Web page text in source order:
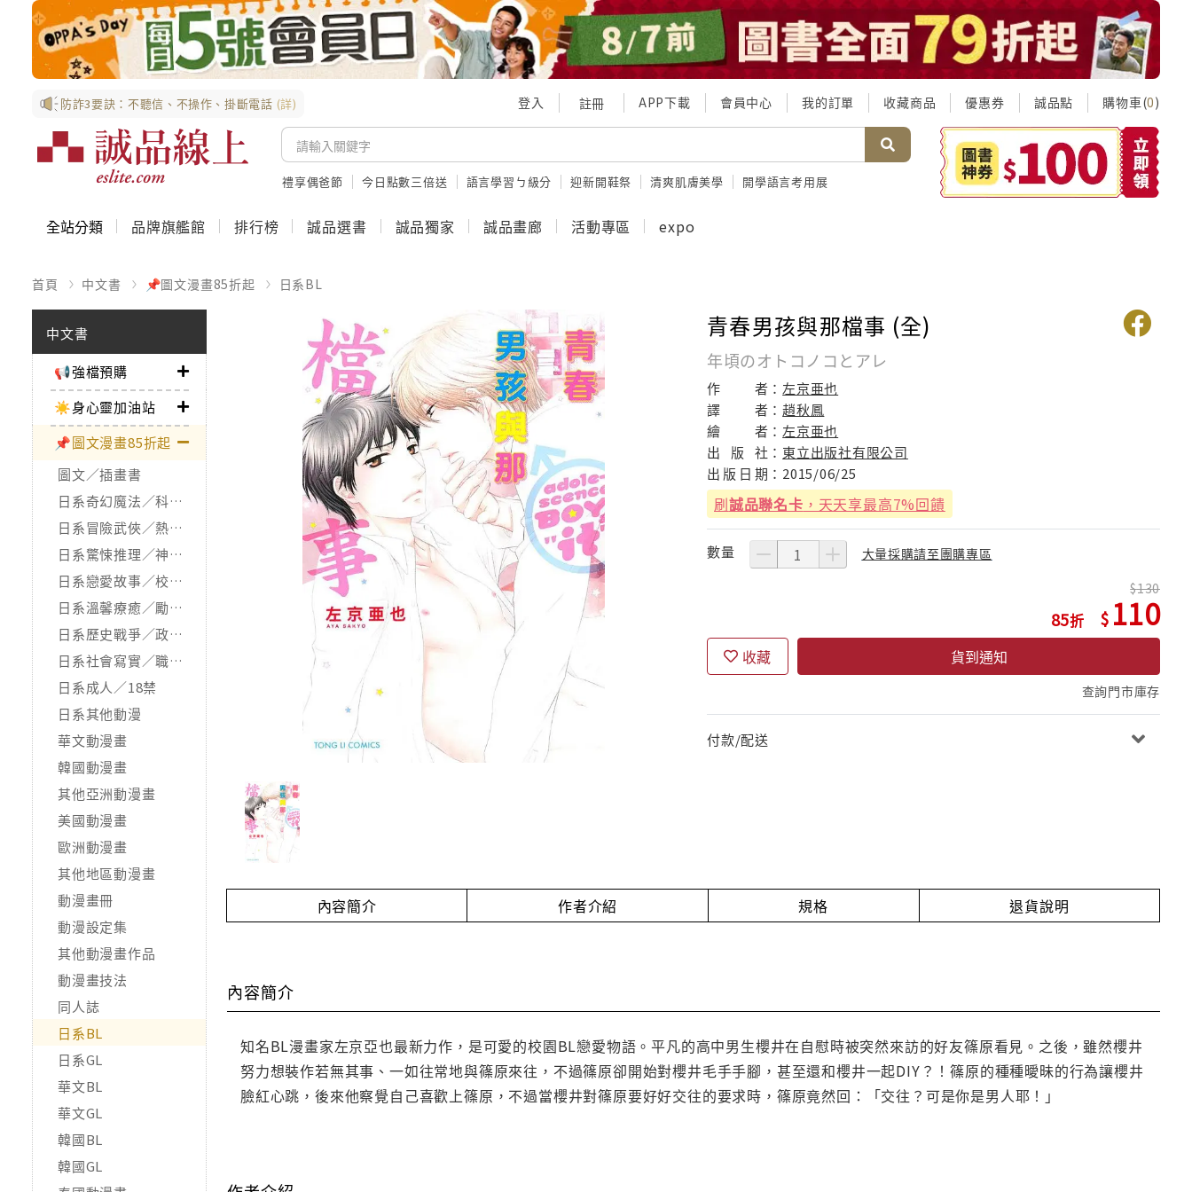
防詐3要訣：不聽信、不操作、掛斷電話 (詳) 登入 註冊 APP下載 會員中心 我的訂單 收藏商品 優惠券 誠品點 購物車(0)
禮享偶爸節 今日點數三倍送 語言學習ㄅ級分 迎新開鞋祭 清爽肌膚美學 開學語言考用展
全站分類 品牌旗艦館 排行榜 誠品選書 誠品獨家 誠品畫廊 活動專區 expo
首頁 中文書 📌圖文漫畫85折起 日系BL
中文書
📢強檔預購
☀️身心靈加油站
📌圖文漫畫85折起
圖文／插畫書
日系奇幻魔法／科幻冒險
日系冒險武俠／熱血運動
日系驚悚推理／神怪靈異
日系戀愛故事／校園青春
日系溫馨療癒／勵志搞笑
日系歷史戰爭／政治宗教
日系社會寫實／職場職人
日系成人／18禁
日系其他動漫
華文動漫畫
韓國動漫畫
其他亞洲動漫畫
美國動漫畫
歐洲動漫畫
其他地區動漫畫
動漫畫冊
動漫設定集
其他動漫畫作品
動漫畫技法
同人誌
日系BL
日系GL
華文BL
華文GL
韓國BL
韓國GL
青春男孩與那檔事 (全)
年頃のオトコノコとアレ
作 者： 左京亜也
譯
者：趙秋鳳
繪
者： 左京亜也
出
版 社： 東立出版社有限公司
出 版 日 期： 2015/06/25
刷誠品聯名卡 ，天天享最高7%回饋
數量 大量採購請至團購專區
85
130
110
收藏 貨到通知
查詢門市庫存
付款/配送
內容簡介 作者介紹 規格 退貨說明
內容簡介
知名BL漫畫家左京亞也最新力作，是可愛的校園BL戀愛物語。平凡的高中男生櫻井在自慰時被突然來訪的好友篠原看見。之後，雖然櫻井
努力想裝作若無其事、一如往常地與篠原來往，不過篠原卻開始對櫻井毛手手腳，甚至還和櫻井一起DIY？！篠原的種種曖昧的行為讓櫻井
臉紅心跳，後來他察覺自己喜歡上篠原，不過當櫻井對篠原要好好交往的要求時，篠原竟然回：「交往？可是你是男人耶！」